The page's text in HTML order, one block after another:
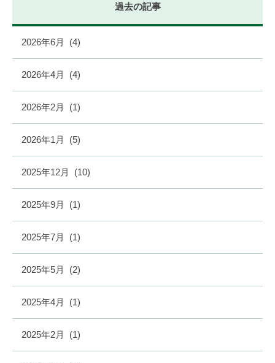
過去の記事
2026年6月 (4)
2026年4月 (4)
2026年2月 (1)
2026年1月 (5)
2025年12月 (10)
2025年9月 (1)
2025年7月 (1)
2025年5月 (2)
2025年4月 (1)
2025年2月 (1)